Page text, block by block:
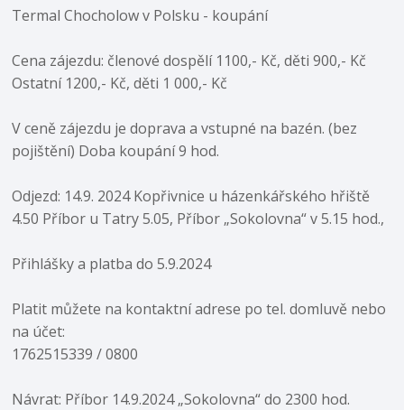
Termal Chocholow v Polsku - koupání
Cena zájezdu: členové dospělí 1100,- Kč, děti 900,- Kč
Ostatní 1200,- Kč, děti 1 000,- Kč
V ceně zájezdu je doprava a vstupné na bazén. (bez
pojištění) Doba koupání 9 hod.
Odjezd: 14.9. 2024 Kopřivnice u házenkářského hřiště
4.50 Příbor u Tatry 5.05, Příbor „Sokolovna“ v 5.15 hod.,
Přihlášky a platba do 5.9.2024
Platit můžete na kontaktní adrese po tel. domluvě nebo
na účet:
1762515339 / 0800
Návrat: Příbor 14.9.2024 „Sokolovna“ do 2300 hod.